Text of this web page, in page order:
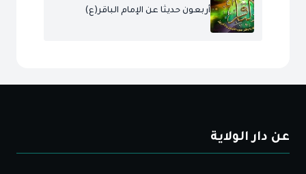
أربعون حديثا عن الإمام الباقر(ع)
عن دار الولاية